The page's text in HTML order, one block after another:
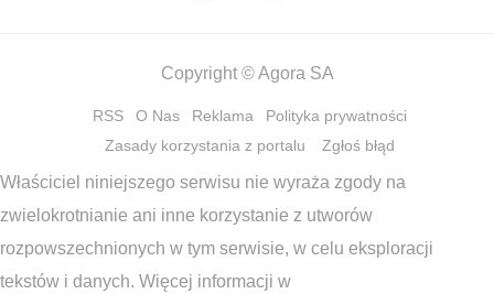
Copyright © Agora SA
RSS O Nas Reklama
Polityka prywatności
Zasady korzystania z portalu
Zgłoś błąd
Właściciel niniejszego serwisu nie wyraża zgody na
zwielokrotnianie ani inne korzystanie z utworów
rozpowszechnionych w tym serwisie, w celu eksploracji
tekstów i danych. Więcej informacji w